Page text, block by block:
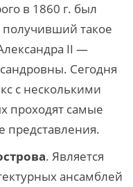
в 1860 г. был
получивший такое
II —
Сегодня
с несколькими
проходят самые
. Является
ансамблей